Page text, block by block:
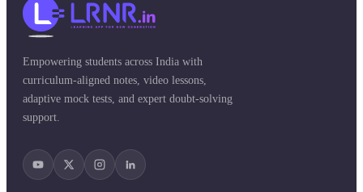
Empowering students across India with
curriculum-aligned notes, video lessons,
adaptive mock tests, and expert doubt-solving
support.